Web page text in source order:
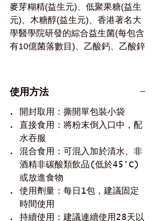
麥芽糊精(益生元)、低聚果糖(益生
元)、木糖醇(益生元)、香港著名大
學醫學院研發的綜合益生菌(每包含
有10億菌落數目)、乙酸鈣、乙酸鋅
使用方法
開封取用：撕開單包裝小袋
直接食用：將粉末倒入口中，配
水吞服
混合食用：可混入加於清水、非
酒精非碳酸類飲品(低於45°C)
或放進食物
使用劑量：每日1包，建議固定
時間使用
持續使用：建議連續使用28天以